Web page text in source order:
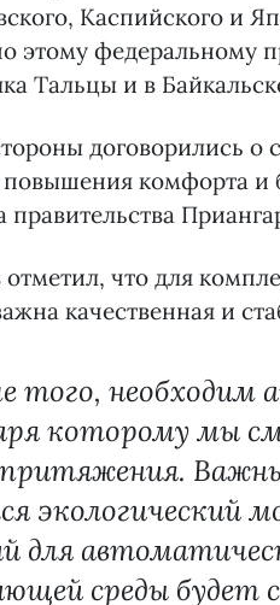
Каспийского и
этому федеральному
Тальцы и в
договорились
комфорта и
правительства
что для
качественная и
того, необходим
которому мы
экологический
для
среды будет